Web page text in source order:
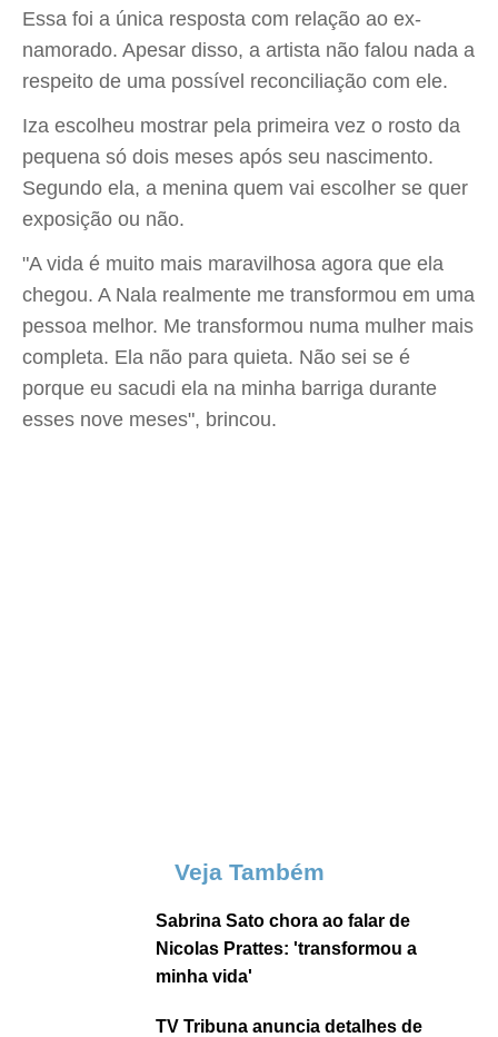
Essa foi a única resposta com relação ao ex-
namorado. Apesar disso, a artista não falou nada a
respeito de uma possível reconciliação com ele.
Iza escolheu mostrar pela primeira vez o rosto da
pequena só dois meses após seu nascimento.
Segundo ela, a menina quem vai escolher se quer
exposição ou não.
"A vida é muito mais maravilhosa agora que ela
chegou. A Nala realmente me transformou em uma
pessoa melhor. Me transformou numa mulher mais
completa. Ela não para quieta. Não sei se é
porque eu sacudi ela na minha barriga durante
esses nove meses", brincou.
Veja Também
Sabrina Sato chora ao falar de
Nicolas Prattes: 'transformou a
minha vida'
TV Tribuna anuncia detalhes de